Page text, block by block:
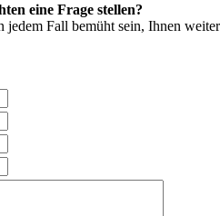
eine Frage stellen?
Fall bemüht sein, Ihnen